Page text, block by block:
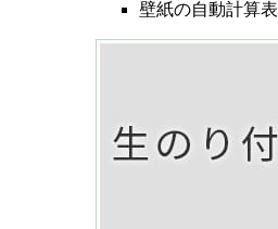
壁紙の自動計算表